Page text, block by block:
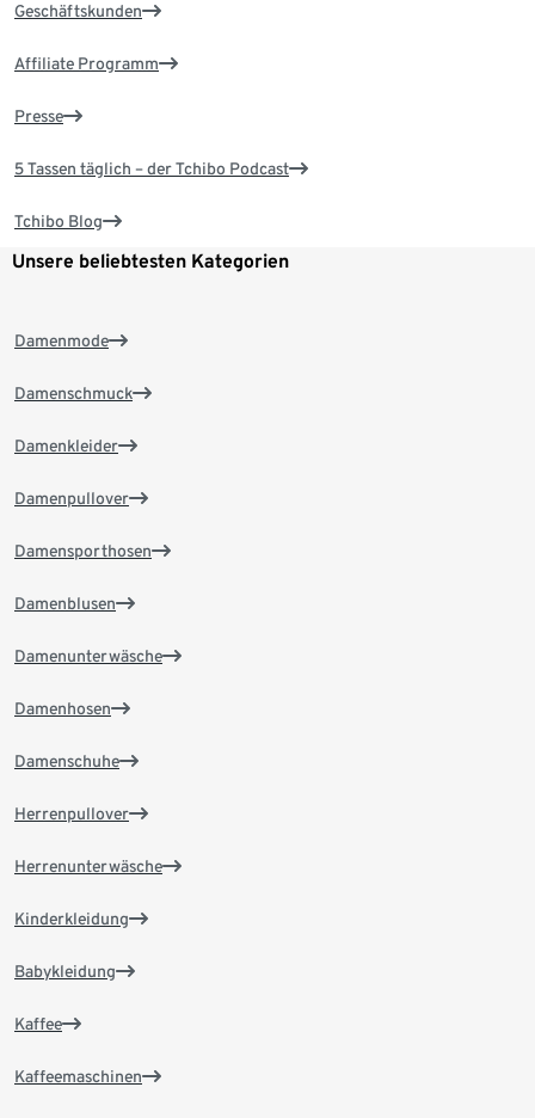
Geschäftskunden
Affiliate Programm
Presse
5 Tassen täglich – der Tchibo Podcast
Tchibo Blog
Unsere beliebtesten Kategorien
Damenmode
Damenschmuck
Damenkleider
Damenpullover
Damensporthosen
Damenblusen
Damenunterwäsche
Damenhosen
Damenschuhe
Herrenpullover
Herrenunterwäsche
Kinderkleidung
Babykleidung
Kaffee
Kaffeemaschinen